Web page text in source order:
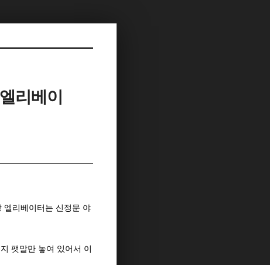
리베이
엘리베이터는 신정문 야
팻말만 놓여 있어서 이